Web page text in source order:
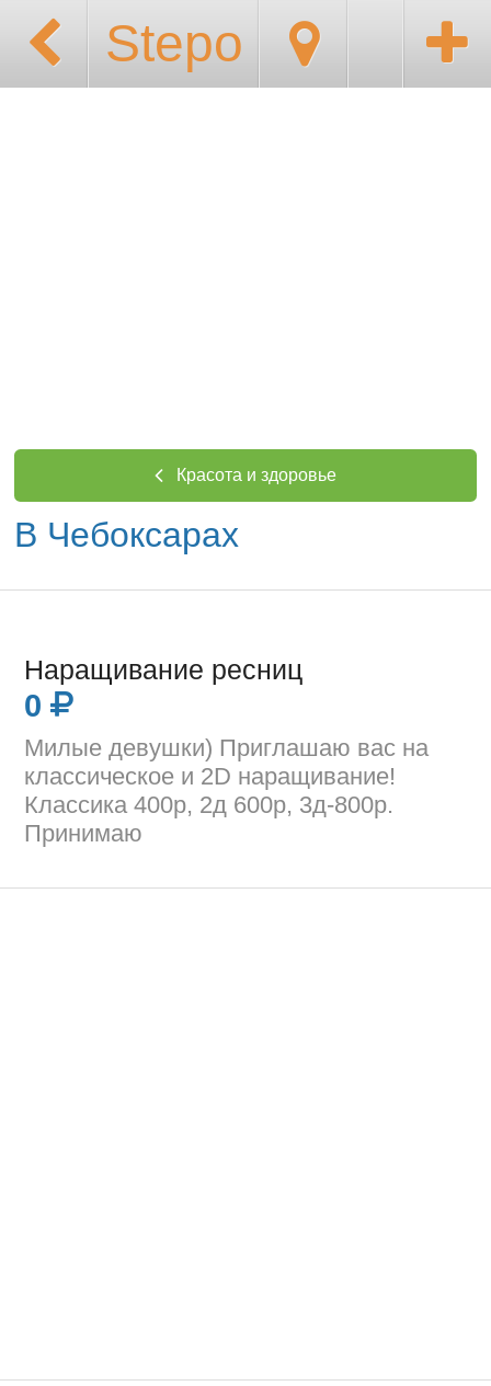
Stepo
Красота и здоровье
В Чебоксарах
Наращивание ресниц
0
Милые девушки) Приглашаю вас на
классическое и 2D наращивание!
Классика 400р, 2д 600р, 3д-800р.
Принимаю